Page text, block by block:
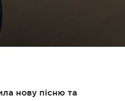
нову пісню та